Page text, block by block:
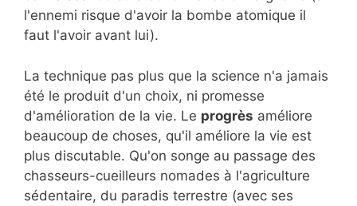
l'ennemi risque d'avoir la bombe atomique il
faut l'avoir avant lui).
La technique pas plus que la science n'a jamais
été le produit d'un choix, ni promesse
d'amélioration de la vie. Le progrès améliore
beaucoup de choses, qu'il améliore la vie est
plus discutable. Qu'on songe au passage des
chasseurs-cueilleurs nomades à l'agriculture
sédentaire, du paradis terrestre (avec ses